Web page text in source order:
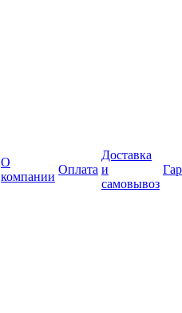
О
компании
Оплата
Доставка
и
самовывоз